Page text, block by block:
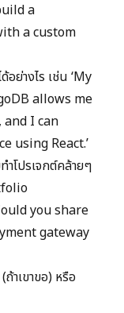
a
a custom
อย่างไร เช่น ‘My
allows me
I can
using React.’
ำโปรเจกต์คล้ายๆ
you share
gateway
ถ้าเขาขอ) หรือ